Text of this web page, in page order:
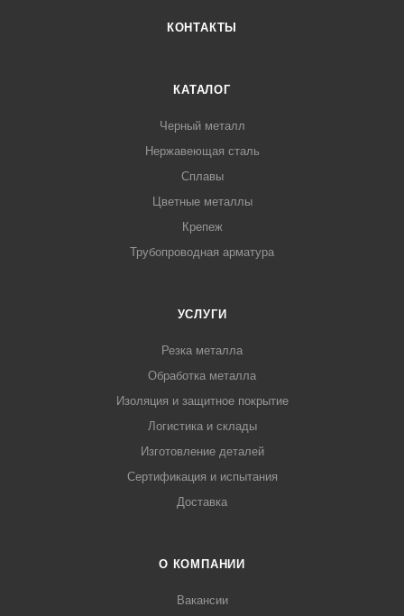
КОНТАКТЫ
КАТАЛОГ
Черный металл
Нержавеющая сталь
Сплавы
Цветные металлы
Крепеж
Трубопроводная арматура
УСЛУГИ
Резка металла
Обработка металла
Изоляция и защитное покрытие
Логистика и склады
Изготовление деталей
Сертификация и испытания
Доставка
О КОМПАНИИ
Вакансии